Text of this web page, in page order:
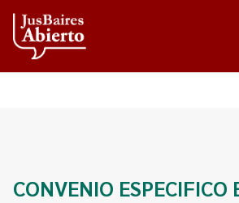
CONVENIO ESPECIFICO